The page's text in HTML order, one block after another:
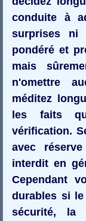
conduite à
surprises ni
pondéré et
mais
n'omettre
méditez
les faits
vérification.
avec
interdit en
Cependant
durables si
sécurité, la